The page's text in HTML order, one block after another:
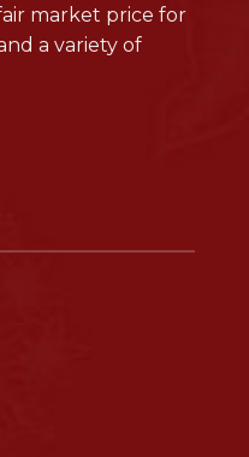
market price for
a variety of